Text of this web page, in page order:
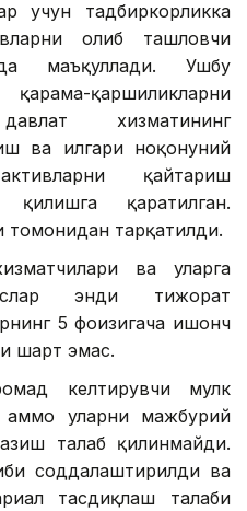
учун тадбиркорликка
олиб ташловчи
маъқуллади. Ушбу
қаршиликларни
хизматининг
ва илгари ноқонуний
қайтариш
қаратилган.
томонидан тарқатилди.
ва уларга
энди тижорат
5 фоизигача ишонч
шарт эмас.
келтирувчи мулк
уларни мажбурий
талаб қилинмайди.
соддалаштирилди ва
тасдиқлаш талаби